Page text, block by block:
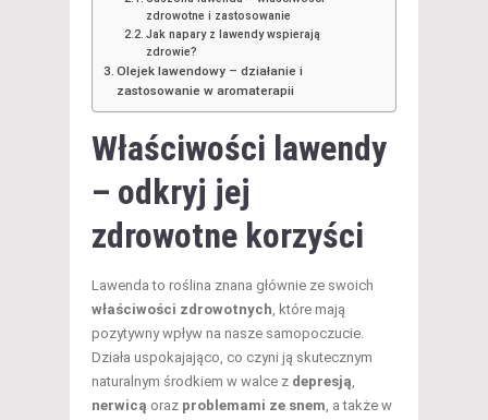
zdrowotne i zastosowanie
Jak napary z lawendy wspierają
zdrowie?
Olejek lawendowy – działanie i
zastosowanie w aromaterapii
Właściwości lawendy
– odkryj jej
zdrowotne korzyści
Lawenda to roślina znana głównie ze swoich
właściwości zdrowotnych, które mają
pozytywny wpływ na nasze samopoczucie.
Działa uspokajająco, co czyni ją skutecznym
naturalnym środkiem w walce z depresją,
nerwicą oraz problemami ze snem, a także w